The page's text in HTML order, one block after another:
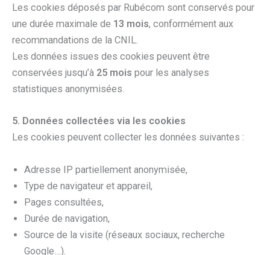
Les cookies déposés par Rubécom sont conservés pour
une durée maximale de 13 mois, conformément aux
recommandations de la CNIL.
Les données issues des cookies peuvent être
conservées jusqu’à 25 mois pour les analyses
statistiques anonymisées.
5. Données collectées via les cookies
Les cookies peuvent collecter les données suivantes :
Adresse IP partiellement anonymisée,
Type de navigateur et appareil,
Pages consultées,
Durée de navigation,
Source de la visite (réseaux sociaux, recherche
Google…).